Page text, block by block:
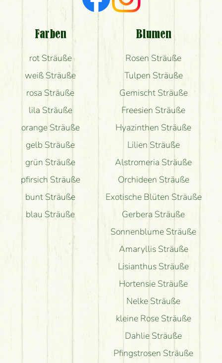
Welche Rückmeldungen bekomme ich zum
Blumenversand?
Bekomme ich wirklich, was auf dem Bild zu sehen
ist?
Farben
rot Sträuße
weiß Sträuße
rosa Sträuße
lila Sträuße
orange Sträuße
gelb Sträuße
grün Sträuße
pfirsich Sträuße
bunt Sträuße
blau Sträuße
Blumen
Rosen Sträuße
Tulpen Sträuße
Gemischt Sträuße
Freesien Sträuße
Hyazinthen Sträuße
Lilien Sträuße
Alstromeria Sträuße
Orchideen Sträuße
Exotische Blüten Sträuße
Gerbera Sträuße
Sonnenblume Sträuße
Amaryllis Sträuße
Lisianthus Sträuße
Hortensie Sträuße
Nelke Sträuße
kleine Rose Sträuße
Dahlie Sträuße
Pfingstrosen Sträuße